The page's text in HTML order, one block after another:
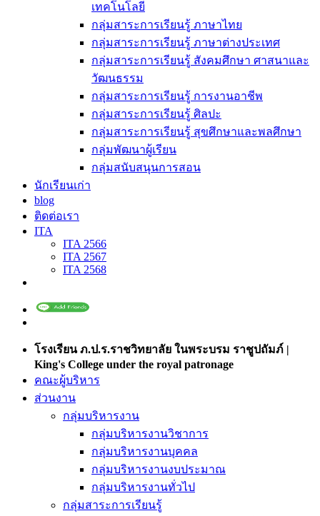
เทคโนโลยี
กลุ่มสาระการเรียนรู้ ภาษาไทย
กลุ่มสาระการเรียนรู้ ภาษาต่างประเทศ
กลุ่มสาระการเรียนรู้ สังคมศึกษา ศาสนาและ
วัฒนธรรม
กลุ่มสาระการเรียนรู้ การงานอาชีพ
กลุ่มสาระการเรียนรู้ ศิลปะ
กลุ่มสาระการเรียนรู้ สุขศึกษาและพลศึกษา
กลุ่มพัฒนาผู้เรียน
กลุ่มสนับสนุนการสอน
นักเรียนเก่า
blog
ติดต่อเรา
ITA
ITA 2566
ITA 2567
ITA 2568
โรงเรียน ภ.ป.ร.ราชวิทยาลัย ในพระบรม ราชูปถัมภ์ |
King's College under the royal patronage
คณะผู้บริหาร
ส่วนงาน
กลุ่มบริหารงาน
กลุ่มบริหารงานวิชาการ
กลุ่มบริหารงานบุคคล
กลุ่มบริหารงานงบประมาณ
กลุ่มบริหารงานทั่วไป
กลุ่มสาระการเรียนรู้